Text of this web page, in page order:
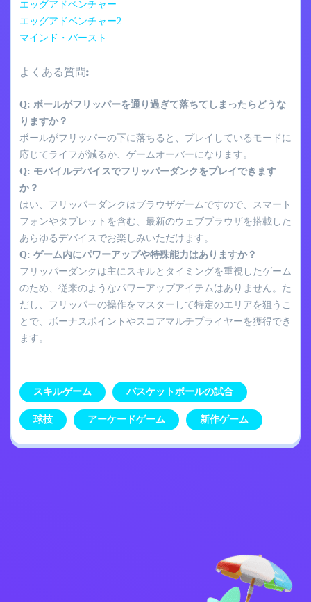
エッグアドベンチャー
エッグアドベンチャー2
マインド・バースト
よくある質問:
Q: ボールがフリッパーを通り過ぎて落ちてしまったらどうな
りますか？
ボールがフリッパーの下に落ちると、プレイしているモードに
応じてライフが減るか、ゲームオーバーになります。
Q: モバイルデバイスでフリッパーダンクをプレイできます
か？
はい、フリッパーダンクはブラウザゲームですので、スマート
フォンやタブレットを含む、最新のウェブブラウザを搭載した
あらゆるデバイスでお楽しみいただけます。
Q: ゲーム内にパワーアップや特殊能力はありますか？
フリッパーダンクは主にスキルとタイミングを重視したゲーム
のため、従来のようなパワーアップアイテムはありません。た
だし、フリッパーの操作をマスターして特定のエリアを狙うこ
とで、ボーナスポイントやスコアマルチプライヤーを獲得でき
ます。
スキルゲーム バスケットボールの試合
球技 アーケードゲーム 新作ゲーム